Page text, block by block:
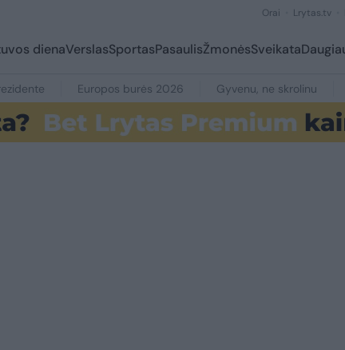
Orai Lrytas.tv
dienaVerslasSportasPasaulisŽmonėsSveikata
Europos burės 2026 Gyvenu, ne skrolinu